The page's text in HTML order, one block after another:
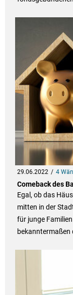
29.06.2022 4
Comeback des
Egal, ob das
mitten in der
für junge
bekanntermaßen